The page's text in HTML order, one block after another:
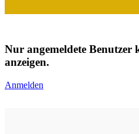
Nur angemeldete Benutzer
anzeigen.
Anmelden